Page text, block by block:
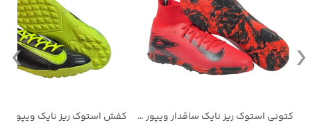
کفش استوک ریز نایک ویپور 16 مخصوص چمن مصنوعی